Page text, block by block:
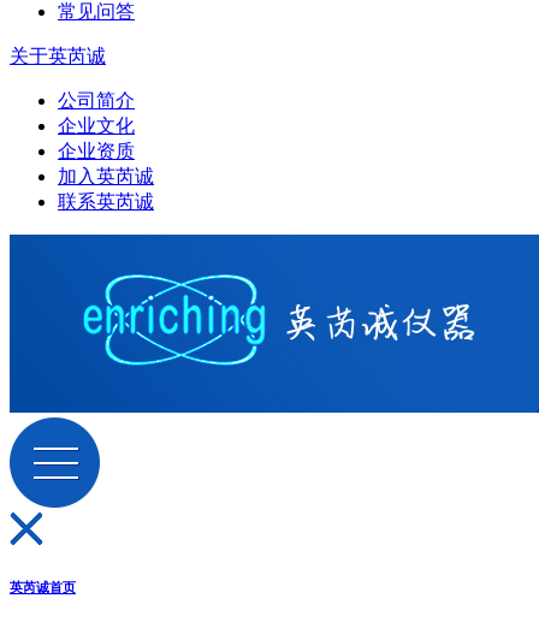
常见问答
关于英芮诚
公司简介
企业文化
企业资质
加入英芮诚
联系英芮诚
英芮诚首页